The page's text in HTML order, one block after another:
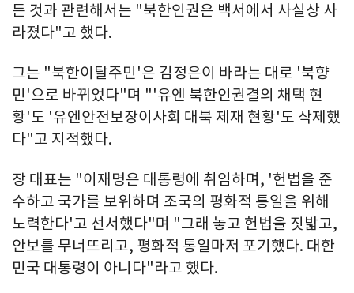
든 것과 관련해서는 "북한인권은 백서에서 사실상 사
라졌다"고 했다.
그는 "북한이탈주민'은 김정은이 바라는 대로 '북향
민'으로 바뀌었다"며 "'유엔 북한인권결의 채택 현
황'도 '유엔안전보장이사회 대북 제재 현황'도 삭제했
다"고 지적했다.
장 대표는 "이재명은 대통령에 취임하며, '헌법을 준
수하고 국가를 보위하며 조국의 평화적 통일을 위해
노력한다'고 선서했다"며 "그래 놓고 헌법을 짓밟고,
안보를 무너뜨리고, 평화적 통일마저 포기했다. 대한
민국 대통령이 아니다"라고 했다.